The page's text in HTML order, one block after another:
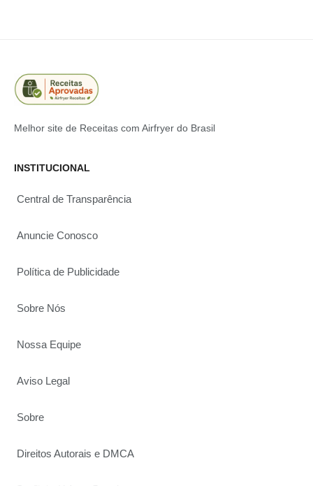
Melhor site de Receitas com Airfryer do Brasil
INSTITUCIONAL
Central de Transparência
Anuncie Conosco
Política de Publicidade
Sobre Nós
Nossa Equipe
Aviso Legal
Sobre
Direitos Autorais e DMCA